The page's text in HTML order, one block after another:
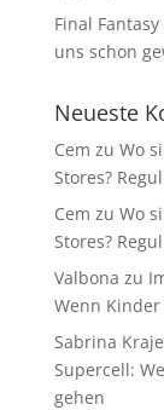
Final
uns schon
Neueste
Cem zu Wo
Stores?
Cem zu Wo
Stores?
Valbona zu
Wenn
Sabrina
Supercell:
gehen